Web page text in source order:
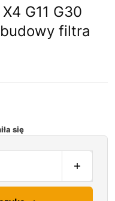
G11 G30
filtra
się